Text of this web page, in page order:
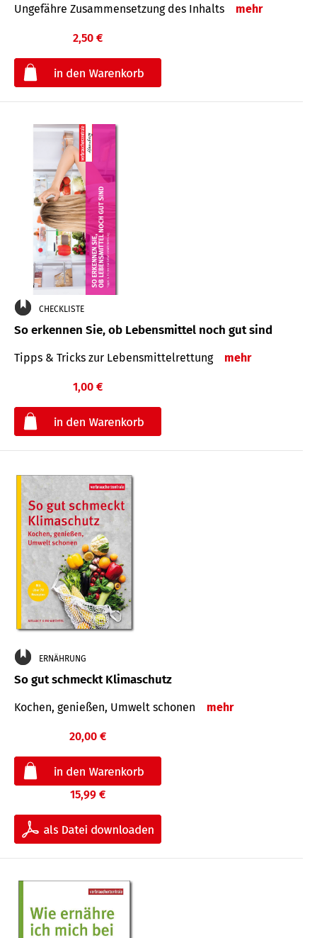
Ungefähre Zusammensetzung des Inhalts mehr
2,50 €
CHECKLISTE
So erkennen Sie, ob Lebensmittel noch gut sind
Tipps & Tricks zur Lebensmittelrettung mehr
1,00 €
ERNÄHRUNG
So gut schmeckt Klimaschutz
Kochen, genießen, Umwelt schonen mehr
20,00 €
15,99 €